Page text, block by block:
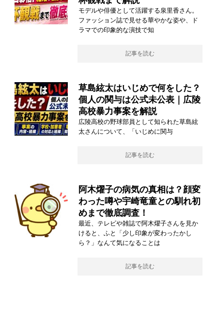
モデルや俳優として活躍する泉里香さん。
ファッション誌で見せる華やかな姿や、ド
ラマでの印象的な演技で知
記事を読む
草島絃太はいじめで何をした？
個人の関与は公式未公表｜広陵
高校暴力事案を解説
広陵高校の野球部員として知られた草島絃
太さんについて、「いじめに関与
記事を読む
阿木燿子の病気の真相は？顔変
わった噂や宇崎竜童との馴れ初
めまで徹底調査！
最近、テレビや雑誌で阿木燿子さんを見か
けると、ふと「少し印象が変わったかし
ら？」なんて気になることは
記事を読む